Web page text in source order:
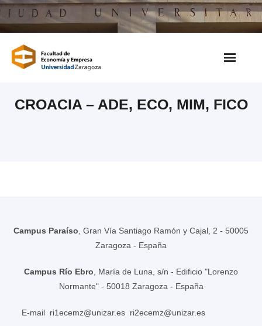
Saltar
al
CROACIA – ADE, ECO, MIM, FICO
Campus Paraíso , Gran Vía Santiago Ramón y Cajal, 2 - 50005
Zaragoza - España
Campus Río Ebro , María de Luna, s/n - Edificio "Lorenzo
Normante" - 50018 Zaragoza - España
E-mail ri1ecemz@unizar.es ri2ecemz@unizar.es